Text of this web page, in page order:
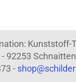
Kunststoff-
92253
-